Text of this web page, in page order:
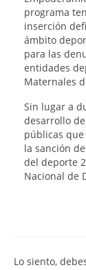
programa
inserción
ámbito
para las
entidades
Maternales
Sin lugar a
desarrollo
públicas
la sanción
del deporte
Nacional de
Lo siento,